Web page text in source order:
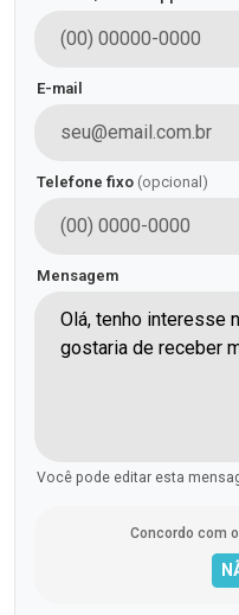
E-mail
Telefone fixo (opcional)
Mensagem
Você pode editar esta
Concordo com